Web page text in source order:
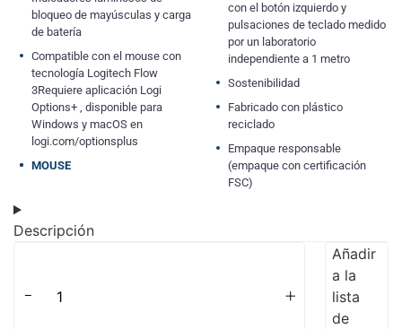
bloqueo de mayúsculas y carga
de batería
Compatible con el mouse con
tecnología Logitech Flow
3Requiere aplicación Logi
Options+ , disponible para
Windows y macOS en
logi.com/optionsplus
MOUSE
con el botón izquierdo y
pulsaciones de teclado medido
por un laboratorio
independiente a 1 metro
Sostenibilidad
Fabricado con plástico
reciclado
Empaque responsable
(empaque con certificación
FSC)
Descripción
- +
Añadir
a la
lista
de